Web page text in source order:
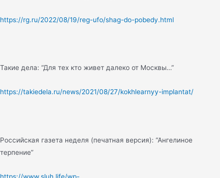
https://rg.ru/2022/08/19/reg-ufo/shag-do-pobedy.html
Такие дела: “Для тех кто живет далеко от Москвы…”
https://takiedela.ru/news/2021/08/27/kokhlearnyy-implantat/
Российская газета неделя (печатная версия): “Ангелиное
терпение”